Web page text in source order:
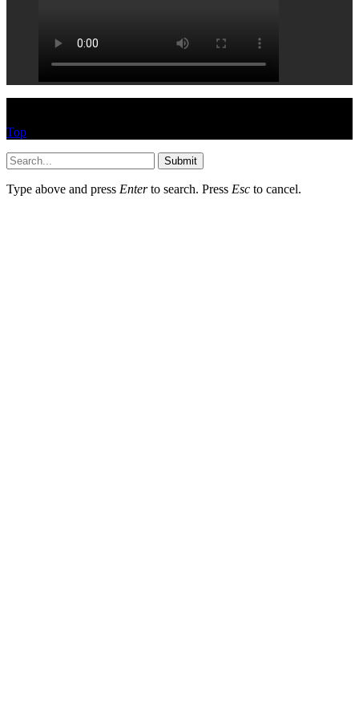
Top
Submit
Type above and press Enterto search. Press Esc to cancel.